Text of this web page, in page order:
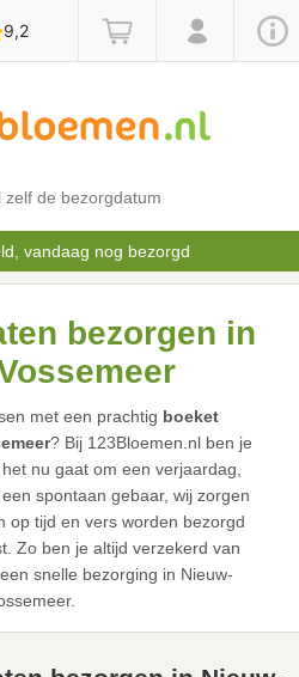
zelf de bezorgdatum
vandaag nog bezorgd
bezorgen in
met een prachtig boeket
? Bij 123Bloemen.nl ben je
nu gaat om een verjaardag,
spontaan gebaar, wij zorgen
op tijd en vers worden bezorgd
Zo ben je altijd verzekerd van
snelle bezorging in Nieuw-